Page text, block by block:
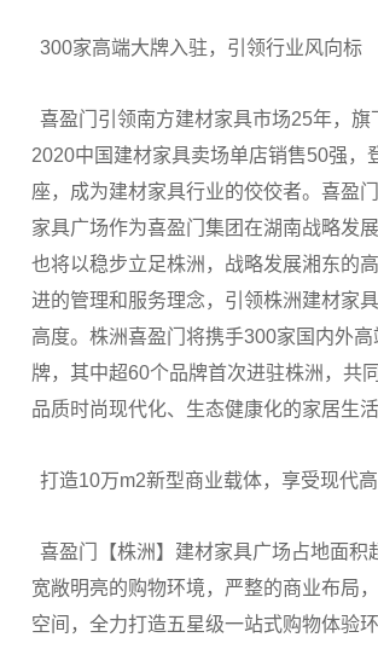
300家高端大牌入驻，引领行业风向标
喜盈门引领南方建材家具市场25年，旗
2020中国建材家具卖场单店销售50强，
座，成为建材家具行业的佼佼者。喜盈
家具广场作为喜盈门集团在湖南战略发展
也将以稳步立足株洲，战略发展湘东的
进的管理和服务理念，引领株洲建材家
高度。株洲喜盈门将携手300家国内外
牌，其中超60个品牌首次进驻株洲，共
品质时尚现代化、生态健康化的家居生活
打造10万m2新型商业载体，享受现代
喜盈门【株洲】建材家具广场占地面积
宽敞明亮的购物环境，严整的商业布局
空间，全力打造五星级一站式购物体验